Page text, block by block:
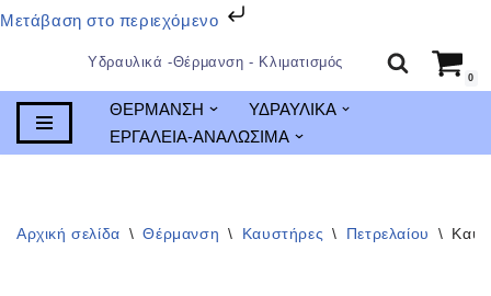
Μετάβαση στο περιεχόμενο
Μεταπηδήστε
στο
περιεχόμενο
Υδραυλικά -Θέρμανση - Κλιματισμός
0
ΘΕΡΜΑΝΣΗ
ΥΔΡΑΥΛΙΚΑ
ΕΡΓΑΛΕΙΑ-ΑΝΑΛΩΣΙΜΑ
Αρχική σελίδα \ Θέρμανση \ Καυστήρες \ Πετρελαίου \